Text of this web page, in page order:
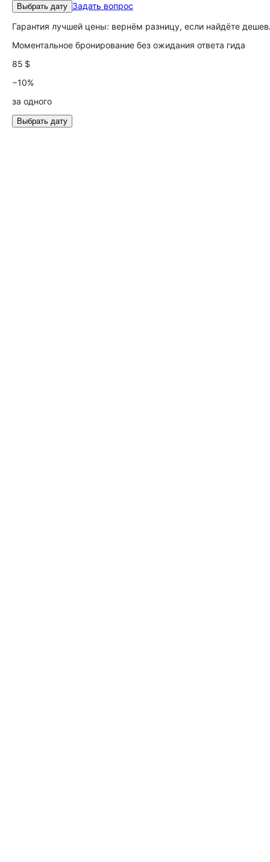
Выбрать дату Задать вопрос
Гарантия лучшей цены: вернём разницу, если найдёте
Моментальное бронирование без ожидания ответа гида
85 $
−10%
за одного
Выбрать дату